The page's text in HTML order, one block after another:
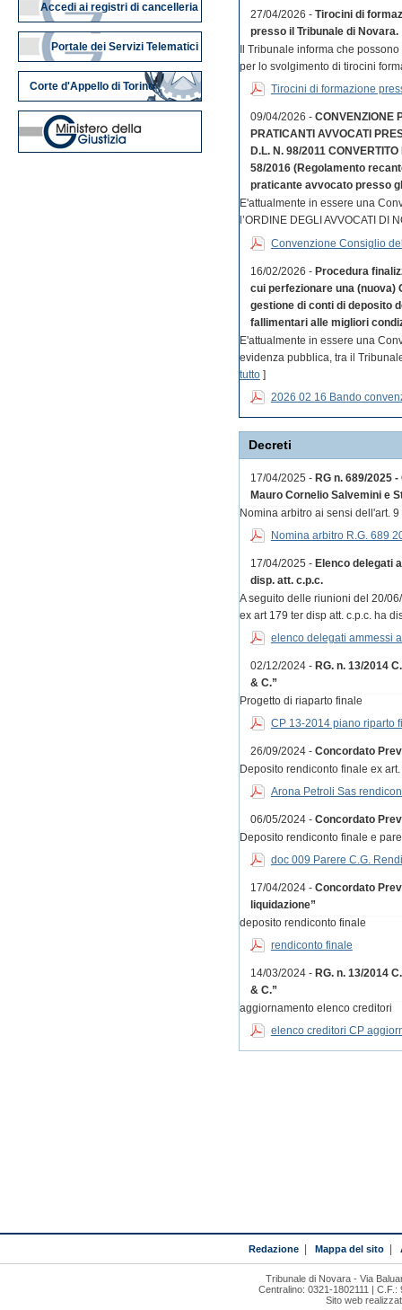
27/04/2026 - Tirocini di
presso il Tribunale di Novara.
Il Tribunale informa che
per lo svolgimento di tirocini
Tirocini di formazione
09/04/2026 - CONVENZIONE
PRATICANTI AVVOCATI
D.L. N. 98/2011
58/2016 (Regolamento
praticante avvocato presso
E'attualmente in essere una
l’ORDINE DEGLI AVVOCATI DI
Convenzione Consiglio
16/02/2026 - Procedura
cui perfezionare una (nuova)
gestione di conti di deposito
fallimentari alle migliori
E'attualmente in essere una
evidenza pubblica, tra il
tutto]
2026 02 16 Bando
Decreti
17/04/2025 - RG n. 689/2025
Mauro Cornelio Salvemini e
Nomina arbitro ai sensi dell'art.
Nomina arbitro R.G. 689
17/04/2025 - Elenco delegati
disp. att. c.p.c.
A seguito delle riunioni del 20/
ex art 179 ter disp att. c.p.c. ha
elenco delegati ammessi
02/12/2024 - RG. n. 13/2014
& C.”
Progetto di riaparto finale
CP 13-2014 piano riparto
26/09/2024 - Concordato
Deposito rendiconto finale ex art.
Arona Petroli Sas
06/05/2024 - Concordato
Deposito rendiconto finale e
doc 009 Parere C.G.
17/04/2024 - Concordato
liquidazione”
deposito rendiconto finale
rendiconto finale
14/03/2024 - RG. n. 13/2014
& C.”
aggiornamento elenco creditori
elenco creditori CP
Accedi ai registri di cancelleria
Portale dei Servizi Telematici
Corte d'Appello di Torino
Redazione| Mappa del sito|
Tribunale di Novara - Via
Centralino: 0321-1802111 |
Sito web